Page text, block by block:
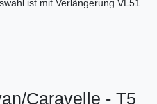
ist mit Verlängerung VL51
Caravelle - T5